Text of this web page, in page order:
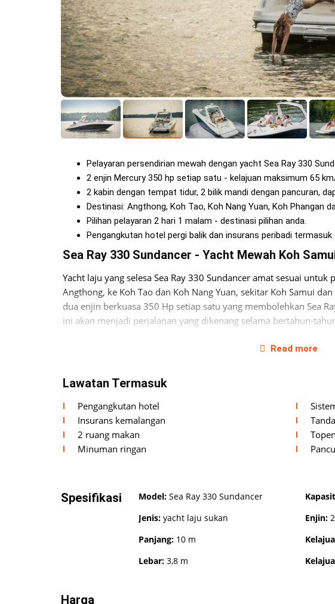
Pelayaran persendirian mewah dengan yacht Sea Ray 330
2 enjin Mercury 350 hp setiap satu - kelajuan maksimum 65
2 kabin dengan tempat tidur, 2 bilik mandi dengan pancuran,
Destinasi: Angthong, Koh Tao, Koh Nang Yuan, Koh Phangan
Pilihan pelayaran 2 hari 1 malam - destinasi pilihan anda.
Pengangkutan hotel pergi balik dan insurans peribadi termasuk
Sea Ray 330 Sundancer - Yacht Mewah Koh
Yacht laju yang selesa Sea Ray 330 Sundancer amat sesuai
Angthong, ke Koh Tao dan Koh Nang Yuan, sekitar Koh Samui
dua enjin berkuasa 350 Hp setiap satu yang membolehkan Sea
ini akan menjadi perjalanan yang dikenang selama bertahun-
Selesa dan praktikal
Yacht ini menyediakan penginapan untuk 6 orang, dengan 2
tempat duduk yang selesa. Terdapat kerusi geladak di haluan.
berenang dan sofa yang selesa untuk seluruh kumpulan.
Read more
Lawatan Termasuk
Pengangkutan hotel
Insurans kemalangan
2 ruang makan
Minuman ringan
Spesifikasi Model:Sea Ray 330 Sundancer
Jenis:yacht laju sukan Enjin:2
Panjang:10 m
Lebar:3,8 m
Harga